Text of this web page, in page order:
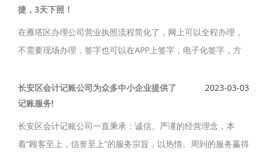
捷，3天下照！
在雁塔区办理公司营业执照流程简化了，网上可以全程办理，
不需要现场办理，签字也可以在APP上签字，电子化签字，方
快速办理，3天可下照，创业变得简单。
长安区会计记账公司为众多中小企业提供了
记账服务!
2023-03-03
长安区会计记账公司一直秉承：诚信、严谨的经营理念，本
着“顾客至上，信誉至上”的服务宗旨，以热情、周到的服务赢得